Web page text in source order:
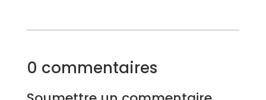
0 commentaires